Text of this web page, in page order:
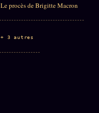
Le procès de Brigitte Macron
+ 3 autres